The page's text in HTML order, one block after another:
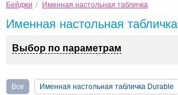
Бейджи / Именная настольная табличка
Именная настольная табличка
Выбор по параметрам
Все Именная настольная табличка Durable